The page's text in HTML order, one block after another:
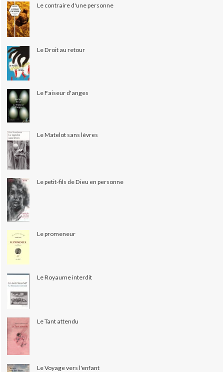
Le contraire d'une personne
Le Droit au retour
Le Faiseur d'anges
Le Matelot sans lèvres
Le petit-fils de Dieu en personne
Le promeneur
Le Royaume interdit
Le Tant attendu
Le Voyage vers l'enfant